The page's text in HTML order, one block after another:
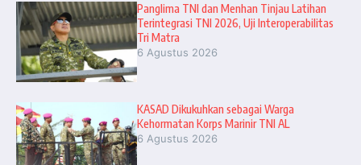
Panglima TNI dan Menhan Tinjau Latihan
Terintegrasi TNI 2026, Uji Interoperabilitas
Tri Matra
6 Agustus 2026
KASAD Dikukuhkan sebagai Warga
Kehormatan Korps Marinir TNI AL
6 Agustus 2026